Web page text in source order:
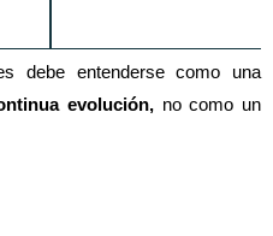
debe entenderse como una
evolución,no como un